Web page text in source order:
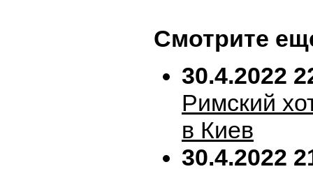
Смотрите
30.4.2022
Римский
в Киев
30.4.2022